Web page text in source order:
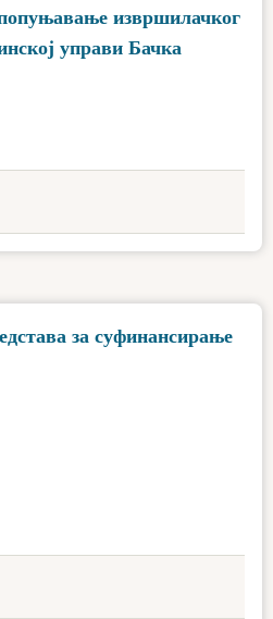
извршилачког
управи Бачка
за суфинансирање